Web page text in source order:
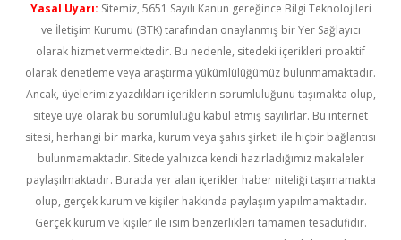
Yasal Uyarı: Sitemiz, 5651 Sayılı Kanun gereğince Bilgi Teknolojileri
ve İletişim Kurumu (BTK) tarafından onaylanmış bir Yer Sağlayıcı
olarak hizmet vermektedir. Bu nedenle, sitedeki içerikleri proaktif
olarak denetleme veya araştırma yükümlülüğümüz bulunmamaktadır.
Ancak, üyelerimiz yazdıkları içeriklerin sorumluluğunu taşımakta olup,
siteye üye olarak bu sorumluluğu kabul etmiş sayılırlar. Bu internet
sitesi, herhangi bir marka, kurum veya şahıs şirketi ile hiçbir bağlantısı
bulunmamaktadır. Sitede yalnızca kendi hazırladığımız makaleler
paylaşılmaktadır. Burada yer alan içerikler haber niteliği taşımamakta
olup, gerçek kurum ve kişiler hakkında paylaşım yapılmamaktadır.
Gerçek kurum ve kişiler ile isim benzerlikleri tamamen tesadüfidir.